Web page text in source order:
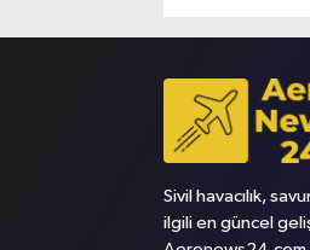
Sivil havacılık,
ilgili en güncel